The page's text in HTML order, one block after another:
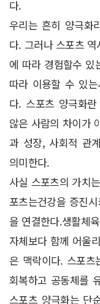
다.
우리는 흔히 양극화
다. 그러나 스포츠
에 따라 경험할수 있
따라 이용할 수 있
다. 스포츠 양극화
않은 사람의 차이가
과 성장, 사회적 관
의미한다.
사실 스포츠의 가치
포츠는건강을 증진
을 연결한다.생활체
자체보다 함께 어울
은 맥락이다. 스포
회복하고 공동체를
스포츠 양극화는 단